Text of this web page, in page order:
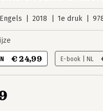
Engels 2018 1e druk
€ 24,99 E-book | NL